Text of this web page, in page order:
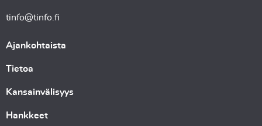
tinfo@tinfo.fi
Ajankohtaista
Tietoa
Kansainvälisyys
Hankkeet